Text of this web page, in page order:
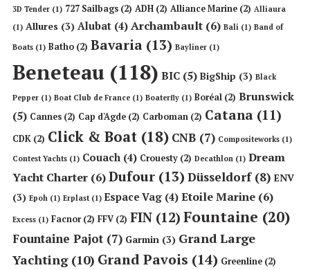
3D Tender (1) 727 Sailbags (2) ADH (2) Alliance Marine (2) Alliaura
(1) Allures (3) Alubat (4) Archambault (6) Bali (1) Band of
Boats (1) Batho (2) Bavaria (13) Bayliner (1)
Beneteau (118) BIC (5) BigShip (3) Black
Pepper (1) Boat Club de France (1) Boaterfly (1) Boréal (2) Brunswick
(5) Cannes (2) Cap d'Agde (2) Carboman (2) Catana (11)
CDK (2) Click & Boat (18) CNB (7) Compositeworks (1)
Contest Yachts (1) Couach (4) Crouesty (2) Decathlon (1) Dream
Yacht Charter (6)Dufour (13) Düsseldorf(8) ENV
(3) Epoh (1) Erplast(1) Espace Vag (4) Etoile Marine (6)
Excess (1) Facnor(2) FFV (2) FIN (12) Fountaine (20)
Fountaine Pajot (7) Garmin (3) Grand Large
Yachting(10) Grand Pavois (14) Greenline (2)